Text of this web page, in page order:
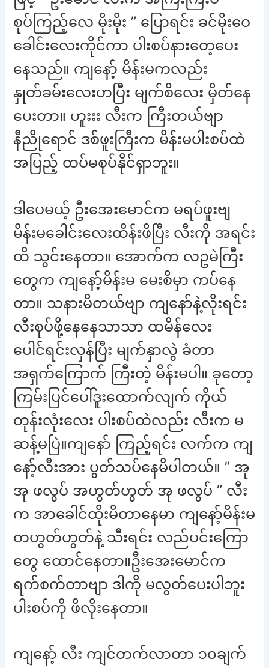
စုပ်ကြည့်လေ မိုးမိုး ” ပြောရင်း ခင်မိုးဝေ
ခေါင်းလေးကိုင်ကာ ပါးစပ်နားတေ့ပေး
နေသည်။ ကျနော့် မိန်းမကလည်း
နှုတ်ခမ်းလေးဟပြီး မျက်စိလေး မှိတ်နေ
ပေးတာ။ ဟူးးး လီးက ကြီးတယ်ဗျာ
နီညိုရောင် ဒစ်ဖူးကြီးက မိန်းမပါးစပ်ထဲ
အပြည့် ထပ်မစုပ်နိုင်ရှာဘူး။
ဒါပေမယ့် ဦးအေးမောင်က မရပ်ဖူးဗျ
မိန်းမခေါင်းလေးထိန်းဖိပြီး လီးကို အရင်း
ထိ သွင်းနေတာ။ အောက်က လဥမဲကြီး
တွေက ကျနော့်မိန်းမ မေးစိမှာ ကပ်နေ
တာ။ သနားမိတယ်ဗျာ ကျနော်နဲ့လိုးရင်း
လီးစုပ်ဖို့နေနေသာသာ ထမိန်လေး
ပေါင်ရင်းလှန်ပြီး မျက်နှာလွဲ ခံတာ
အရှက်ကြောက် ကြီးတဲ့ မိန်းမပါ။ ခုတော့
ကြမ်းပြင်ပေါ်ဒူးထောက်လျက် ကိုယ်
တုန်းလုံးလေး ပါးစပ်ထဲလည်း လီးက မ
ဆန့်မပြဲ။ကျနော် ကြည့်ရင်း လက်က ကျ
နော့်လီးအား ပွတ်သပ်နေမိပါတယ်။ ” အု
အု ဖလွပ် အဟွတ်ဟွတ် အု ဖလွပ် ” လီး
က အာခေါင်ထိုးမိတာနေမာ ကျနော့်မိန်းမ
တဟွတ်ဟွတ်နဲ့ သီးရင်း လည်ပင်းကြော
တွေ ထောင်နေတာ။ဦးအေးမောင်က
ရက်စက်တာဗျာ ဒါကို မလွတ်ပေးပါဘူး
ပါးစပ်ကို ဖိလိုးနေတာ။
ကျနော့် လီး ကျင်တက်လာတာ ၁၀ချက်